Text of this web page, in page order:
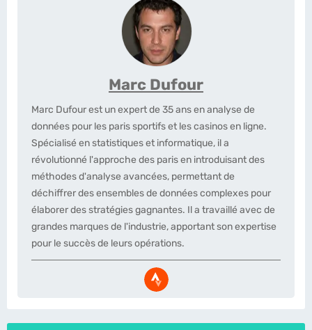
Marc Dufour
Marc Dufour est un expert de 35 ans en analyse de
données pour les paris sportifs et les casinos en ligne.
Spécialisé en statistiques et informatique, il a
révolutionné l'approche des paris en introduisant des
méthodes d'analyse avancées, permettant de
déchiffrer des ensembles de données complexes pour
élaborer des stratégies gagnantes. Il a travaillé avec de
grandes marques de l'industrie, apportant son expertise
pour le succès de leurs opérations.